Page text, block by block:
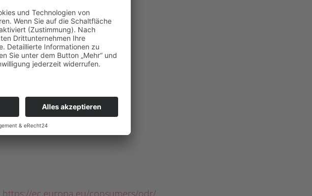
https://ec.europa.eu/consumers/odr/.